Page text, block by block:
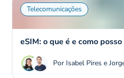
Telecomunicações
eSIM: o que é e como
Por Isabel Pires e